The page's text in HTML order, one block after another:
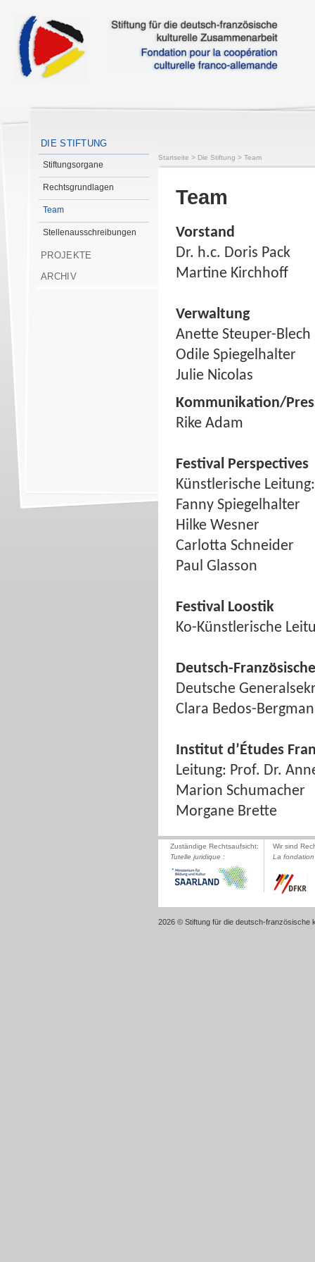
DIE STIFTUNG
Stiftungsorgane
Rechtsgrundlagen
Team
Stellenausschreibungen
PROJEKTE
ARCHIV
Startseite > Die Stiftung > Team
Team
Vorstand
Dr. h.c. Doris Pack
Martine Kirchhoff
Verwaltung
Anette Steuper-Blech
Odile Spiegelhalter
Julie Nicolas
Kommunikation/
Rike Adam
Festival Perspectives
Künstlerische
Fanny Spiegelhalter
Hilke Wesner
Carlotta Schneider
Paul Glasson
Festival Loostik
Ko-Künstlerische
Deutsch-
Deutsche
Clara Bedos-
Institut d’Études
Leitung: Prof. Dr.
Marion Schumacher
Morgane Brette
Zuständige Rechtsaufsicht:
Tutelle juridique :
Wir sind
La
2026 © Stiftung für die deutsch-französische